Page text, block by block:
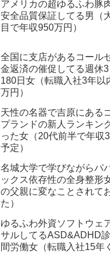
アメリカの超ゆるふわ豚
安全品質保証してる男（
目で年収950万円）
全国に支店があるコール
金返済の催促してる週休3
180日女（転職入社3年以
万円）
天性の名器で吉原にある
プランドの新人ランキン
った女（20代前半で年収
予定）
名城大学で学びながらパ
ックス依存性の全身整形
の父親に変なことされて
た）
ゆるふわ外資ソフトウェ
サルしてるASD&ADHD
間労働女（転職入社15年